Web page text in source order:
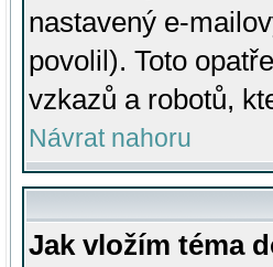
nastavený e-
povolil). Toto
vzkazů a robotů,
Návrat nahoru
Jak vložím téma